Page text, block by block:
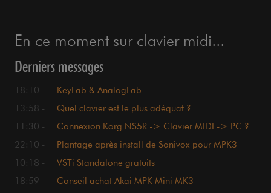
En ce moment sur clavier midi...
Derniers messages
18:10 -
KeyLab & AnalogLab
13:58 -
Quel clavier est le plus adéquat ?
11:30 -
Connexion Korg NS5R -> Clavier MIDI -> PC ?
22:10 -
Plantage après install de Sonivox pour MPK3
10:18 -
VSTi Standalone gratuits
18:59 -
Conseil achat Akai MPK Mini MK3